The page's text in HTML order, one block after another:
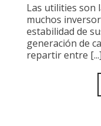
Las utilities son
muchos
estabilidad de
generación de
repartir entre [...]